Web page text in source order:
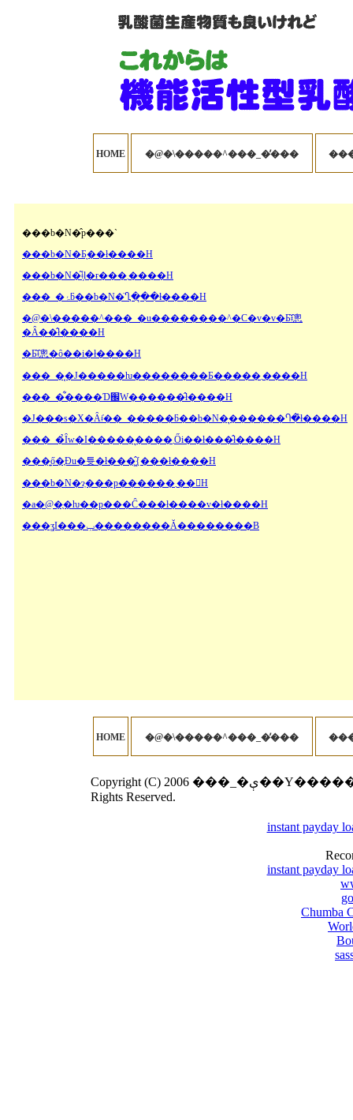
HOME �@�\�����^���_�̓���
���b�N�̂p���`
���b�N�Ƃ͉��ł����H
���b�N�͂ǂ̗l�ɍ���܂����H
���_�ۂƃ��b�N�̈Ⴂ�͉��ł����H
�@�\�����^���_�u��������^�C�v�v�Ƃ͂ǂ̂悤
�Ȃ��̂ł����H
�Ƃ͂ǂ̂悤�ȏ��i�ł����H
���_�͔�J�����ƕ��������Ƃ�����܂����H
���_�͋����Ɗ֌W������̂ł����H
�J���s�X�Ȃǂ̓��_�����ƃ��b�N�͉������Ⴄ�̂ł����H
���_�̉Ȋw�I�����͉����܂Ői��ł���̂ł����H
���͍ő�̖Ɖu�튯�ł���͖̂{���ł����H
���b�N�ɂ͕���p������܂��񂩁H
�a�@�̖�ƕ��p���Ĉ���ł����v�ł����H
���ʓI���ݕ��������Ă��������B
HOME �@�\�����^���_�̓���
Copyright (C) 2006 ���_�ې��Y�����̎��s���Ȃ��I�ѕ� Corporation. All
Rights Reserved.
instant payday
instant payday
Chumba